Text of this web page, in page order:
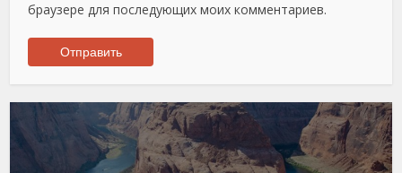
браузере для последующих моих комментариев.